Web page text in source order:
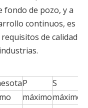
fondo de pozo, y a
continuos, es
de calidad
P S
máximomáximo